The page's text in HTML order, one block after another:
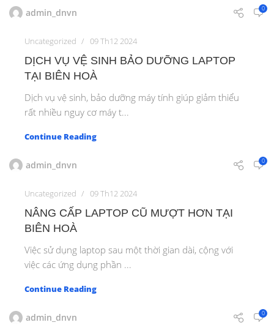
admin_dnvn 0
Uncategorized 09 Th12 2024
DỊCH VỤ VỆ SINH BẢO DƯỠNG LAPTOP
TẠI BIÊN HOÀ
Dịch vụ vệ sinh, bảo dưỡng máy tính giúp giảm thiểu
rất nhiều nguy cơ máy t...
Continue Reading
admin_dnvn 0
Uncategorized 09 Th12 2024
NÂNG CẤP LAPTOP CŨ MƯỢT HƠN TẠI
BIÊN HOÀ
Việc sử dụng laptop sau một thời gian dài, cộng với
việc các ứng dụng phần ...
Continue Reading
admin_dnvn 0